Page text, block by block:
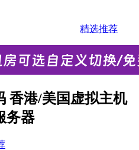
精选推荐
香港/美国虚拟主机
务器